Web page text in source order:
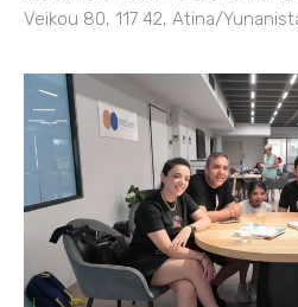
Veikou 80, 117 42, Atina/